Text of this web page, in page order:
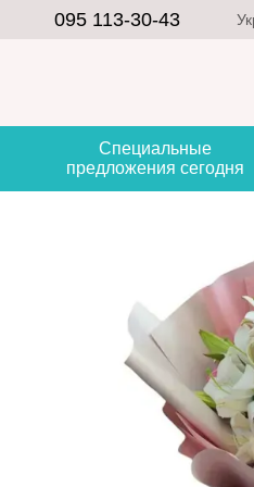
Перейти к основному контенту
095 113-30-43
Специальные
предложения сегодня